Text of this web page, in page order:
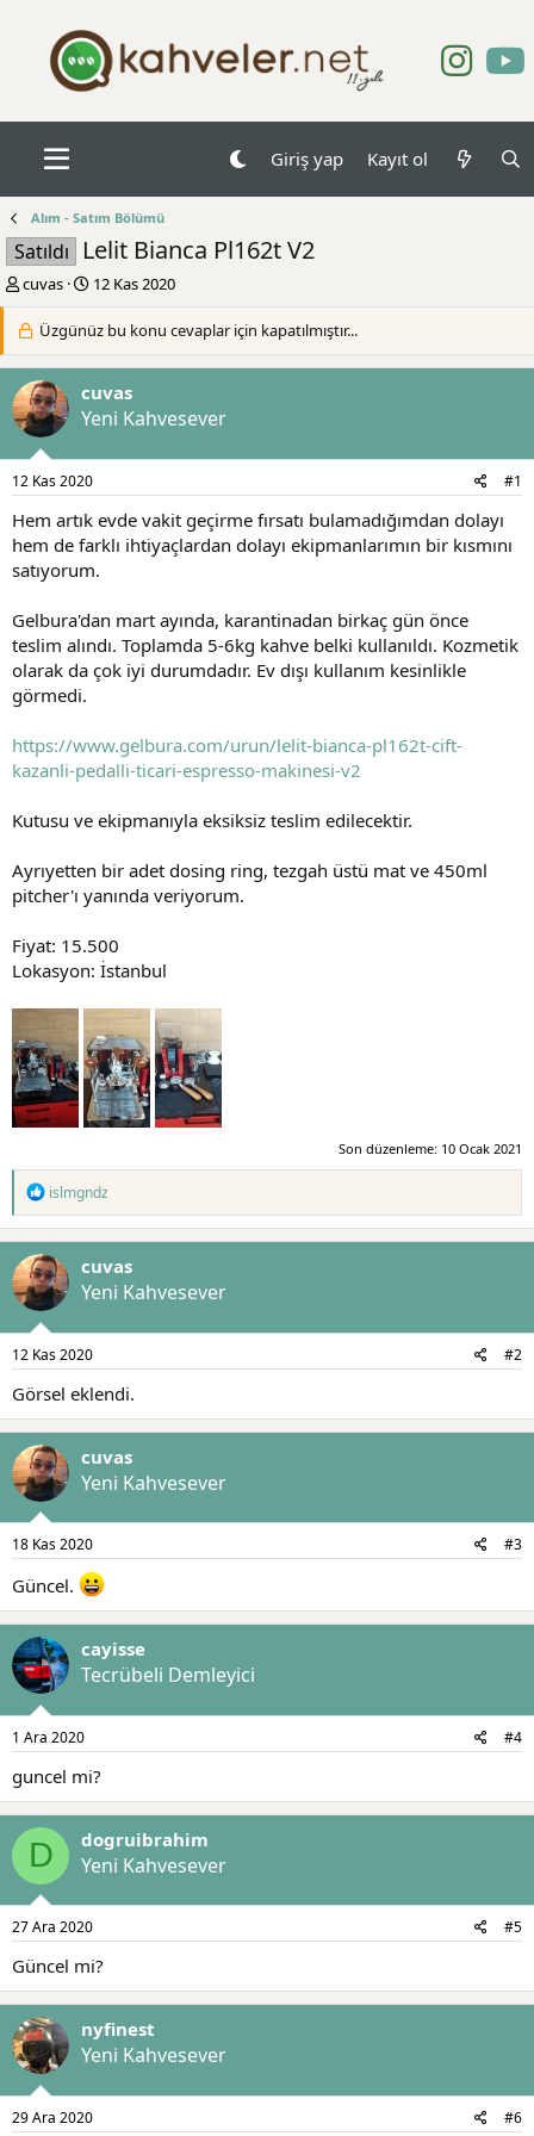
Giriş yap Kayıt ol
Alım - Satım Bölümü
Satıldı Lelit Bianca Pl162t V2
K
o
n
u
y
u
b
a
ş
l
a
t
n
cuvas
B
a
ş
a
n
g
ç
t
a
r
i
i
12 Kas 2020
Üzgünüz bu konu cevaplar için kapatılmıştır...
cuvas
Yeni Kahvesever
12 Kas 2020 #1
Hem artık evde vakit geçirme fırsatı bulamadığımdan dolayı
hem de farklı ihtiyaçlardan dolayı ekipmanlarımın bir kısmını
satıyorum.
Gelbura'dan mart ayında, karantinadan birkaç gün önce
teslim alındı. Toplamda 5-6kg kahve belki kullanıldı. Kozmetik
olarak da çok iyi durumdadır. Ev dışı kullanım kesinlikle
görmedi.
https://www.gelbura.com/urun/lelit-bianca-pl162t-cift-
kazanli-pedalli-ticari-espresso-makinesi-v2
Kutusu ve ekipmanıyla eksiksiz teslim edilecektir.
Ayrıyetten bir adet dosing ring, tezgah üstü mat ve 450ml
pitcher'ı yanında veriyorum.
Fiyat: 15.500
Lokasyon: İstanbul
Son düzenleme: 10 Ocak 2021
T
e
p
k
i
l
e
r
islmgndz
cuvas
Yeni Kahvesever
12 Kas 2020 #2
Görsel eklendi.
cuvas
Yeni Kahvesever
18 Kas 2020 #3
Güncel.
cayisse
Tecrübeli Demleyici
1 Ara 2020 #4
guncel mi?
D dogruibrahim
Yeni Kahvesever
27 Ara 2020 #5
Güncel mi?
nyfinest
Yeni Kahvesever
29 Ara 2020 #6